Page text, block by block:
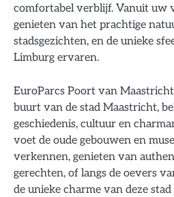
comfortabel verblijf. Vanuit uw
genieten van het prachtige
stadsgezichten, en de unieke
Limburg ervaren.
EuroParcs Poort van
buurt van de stad Maastricht,
geschiedenis, cultuur en
voet de oude gebouwen en
verkennen, genieten van
gerechten, of langs de oevers
de unieke charme van deze